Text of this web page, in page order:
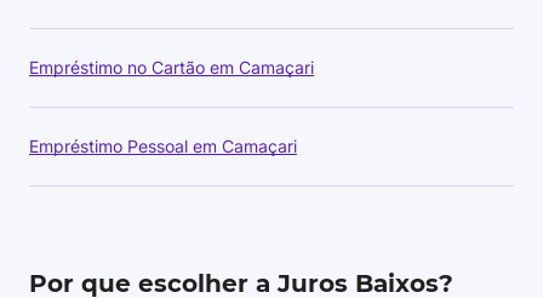
Empréstimo no Cartão em Camaçari
Empréstimo Pessoal em Camaçari
Por que escolher a Juros Baixos?